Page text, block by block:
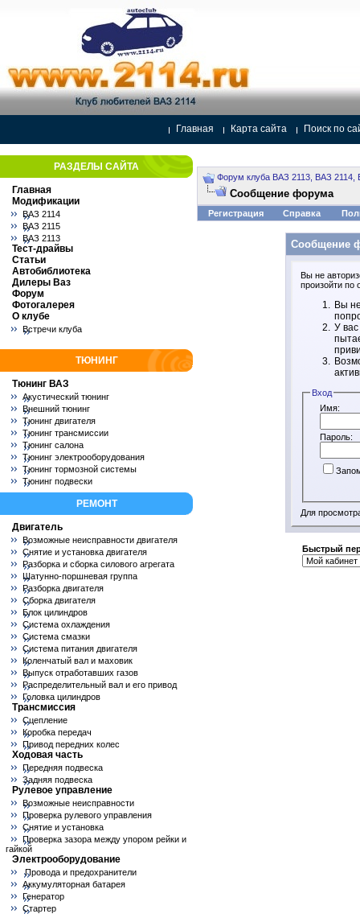
Главная Карта сайта Поиск по
РАЗДЕЛЫ САЙТА
Главная
Модификации
ВАЗ 2114
ВАЗ 2115
ВАЗ 2113
Тест-драйвы
Статьи
Автобиблиотека
Дилеры Ваз
Форум
Фотогалерея
О клубе
Встречи клуба
ТЮНИНГ
Тюнинг ВАЗ
Акустический тюнинг
Внешний тюнинг
Тюнинг двигателя
Тюнинг трансмиссии
Тюнинг салона
Тюнинг электрооборудования
Тюнинг тормозной системы
Тюнинг подвески
РЕМОНТ
Двигатель
Возможные неисправности двигателя
Снятие и установка двигателя
Разборка и сборка силового агрегата
Шатунно-поршневая группа
Разборка двигателя
Сборка двигателя
Блок цилиндров
Система охлаждения
Система смазки
Система питания двигателя
Коленчатый вал и маховик
Выпуск отработавших газов
Распределительный вал и его привод
Головка цилиндров
Трансмиссия
Сцепление
Коробка передач
Привод передних колес
Ходовая часть
Передняя подвеска
Задняя подвеска
Рулевое управление
Возможные неисправности
Проверка рулевого управления
Снятие и установка
Проверка зазора между упором рейки и
гайкой
Электрооборудование
Провода и предохранители
Аккумуляторная батарея
Генератор
Стартер
Форум клуба ВАЗ 2113, ВАЗ 2114,
Сообщение форума
Регистрация Справка
Сообщение
Вы не
произойти по
Вы
У
Вход
Имя:
Пароль:
Для
Быстрый